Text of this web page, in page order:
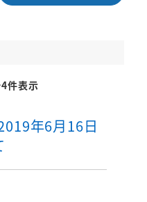
件表示
年6月16日